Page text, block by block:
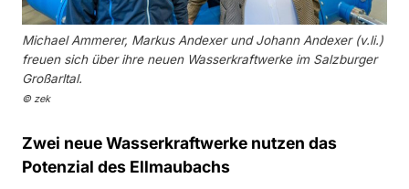
Michael Ammerer, Markus Andexer und Johann Andexer (v.li.)
freuen sich über ihre neuen Wasserkraftwerke im Salzburger
Großarltal.
© zek
Zwei neue Wasserkraftwerke nutzen das
Potenzial des Ellmaubachs